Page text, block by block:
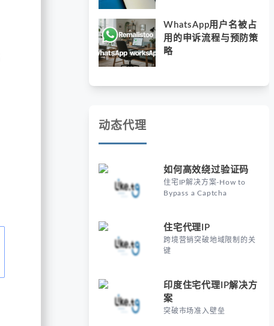
WhatsApp用户名被占
用的申诉流程与预防策
略
动态代理
如何高效绕过验证码
住宅IP解决方案-How to
Bypass a Captcha
住宅代理IP
跨境营销突破地域限制的关
键
印度住宅代理IP解决方
案
突破市场准入壁垒